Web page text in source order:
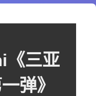
《三亚
弹》